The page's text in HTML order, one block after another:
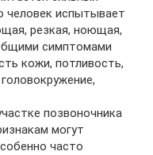
человек испытывает
резкая, ноющая,
симптомами
кожи, потливость,
позвоночника
могут
часто